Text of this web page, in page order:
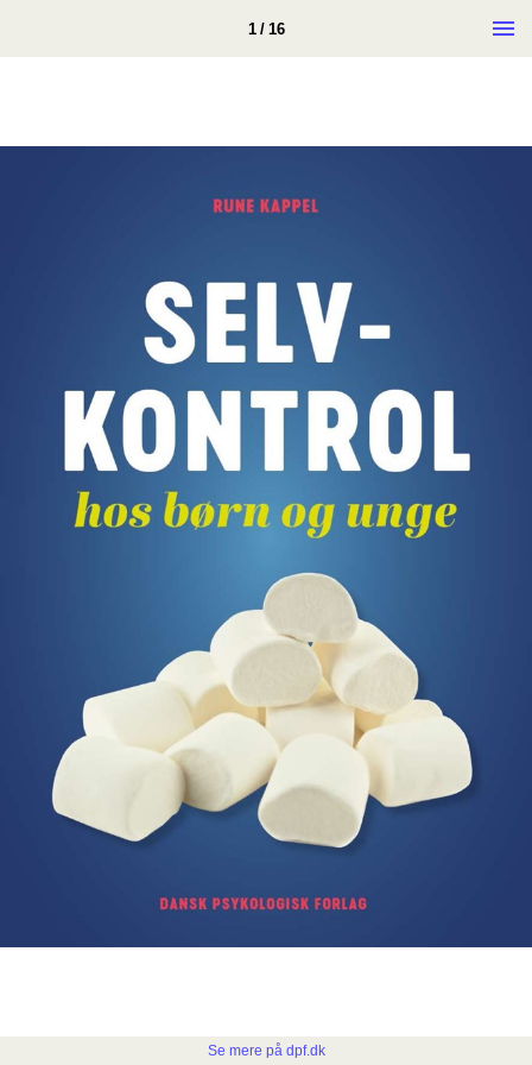
1 / 16
Se mere på dpf.dk